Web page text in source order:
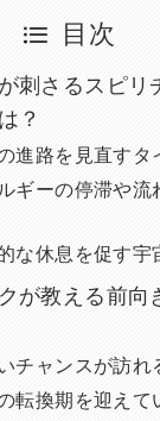
目次
刺さるスピリ
？
進路を見直すタ
ギーの停滞や流
な休息を促す宇
が教える前向
チャンスが訪れ
転換期を迎えて